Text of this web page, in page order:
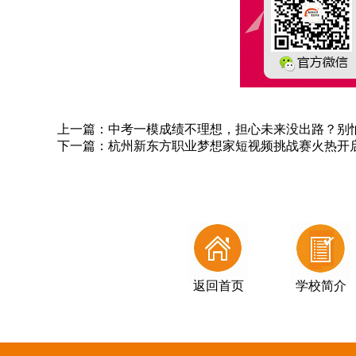
上一篇： 中考一模成绩不理想，担心未来没出路？别
下一篇： 杭州新东方职业梦想家短视频挑战赛火热开
返回首页 学校简介